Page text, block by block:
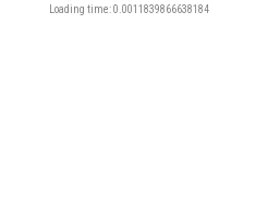
Loading time: 0.0011839866638184